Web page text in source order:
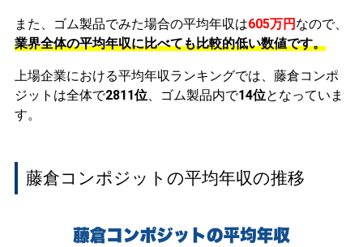
また、ゴム製品でみた場合の平均年収は605万円 なので、
業界全体の平均年収に比べても比較的低い数値です。
上場企業における平均年収ランキングでは、藤倉コンポ
ジットは全体で2811位、ゴム製品内で14位となっていま
す。
藤倉コンポジットの平均年収の推移